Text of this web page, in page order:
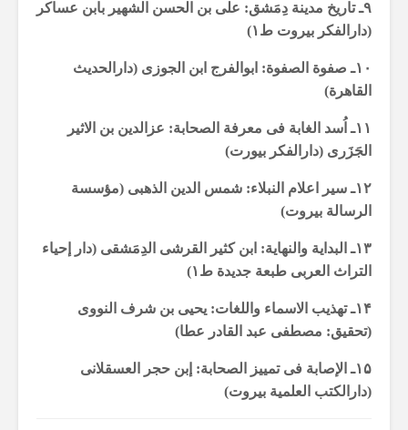
۹ـ تاریخ مدینة دِمَشق: علی بن الحسن الشهیر بابن عساکر
(دارالفکر بیروت ط۱)
۱۰ـ صفوة الصفوة: ابوالفرج ابن الجوزی (دارالحدیث
القاهرة)
۱۱ـ اُسد الغابة فی معرفة الصحابة: عزالدین بن الاثیر
الجَزَری (دارالفکر بیورت)
۱۲ـ سیر اعلام النبلاء: شمس الدین الذهبی (مؤسسة
الرسالة بیروت)
۱۳ـ البدایة والنهایة: ابن کثیر القرشی الدِمَشقی (دار إحیاء
التراث العربی طبعة جدیدة ط۱)
۱۴ـ تهذیب الاسماء واللغات: یحیی بن شرف النووی
(تحقیق: مصطفى عبد القادر عطا)
۱۵ـ الإصابة فی تمییز الصحابة: إبن حجر العسقلانی
(دارالکتب العلمیة بیروت)